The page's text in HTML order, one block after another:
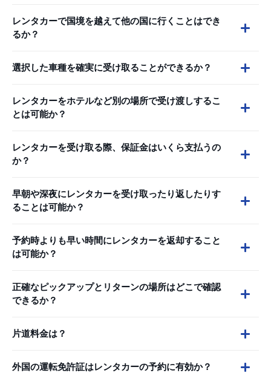
レンタカーで国境を越えて他の国に行くことはでき
るか？
選択した車種を確実に受け取ることができるか？
レンタカーをホテルなど別の場所で受け渡しするこ
とは可能か？
レンタカーを受け取る際、保証金はいくら支払うの
か？
早朝や深夜にレンタカーを受け取ったり返したりす
ることは可能か？
予約時よりも早い時間にレンタカーを返却すること
は可能か？
正確なピックアップとリターンの場所はどこで確認
できるか？
片道料金は？
外国の運転免許証はレンタカーの予約に有効か？